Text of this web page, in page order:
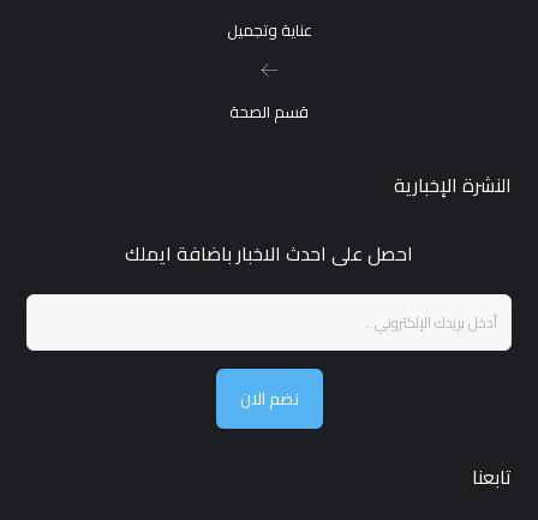
عناية وتجميل
قسم الصحة
النشرة الإخبارية
احصل على احدث الاخبار باضافة ايملك
نضم الان
تابعنا